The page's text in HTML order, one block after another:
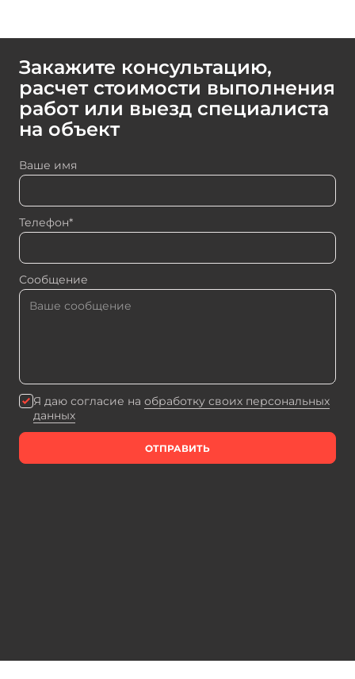
Закажите консультацию,
расчет стоимости выполнения
работ или выезд специалиста
на объект
Ваше имя
Телефон*
Сообщение
Я даю согласие на обработку своих персональных
данных
ОТПРАВИТЬ